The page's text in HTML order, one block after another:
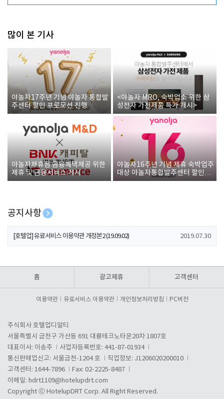
많이 본 기사
야놀자17주년 기념 야놀자 통합발
주센터 할인 프로모션 진행
<야놀자 MRO, 숙박업소 위한 삼
성전자 가전제품 특가 개시>
야놀자제휴점 금융혜택제공 위한
제휴 및 금융서비스 게시
야놀자16주년 기념 제휴 숙박업주
대상 야놀자통합발주센터 할인쿠
폰 증정
공지사항
[호텔업] 개인정보 처리방침 개정본1 (19.09.02)
[호텔업] 유료서비스 이용약관 개정본2 (19.09.02) 2019.07.30
홈 광고제휴 고객센터
이용약관 유료서비스 이용약관 개인정보처리방침 PC버전
주식회사 호텔업디알티
서울특별시 금천구 가산동 691 대륭테크노타운20차 1807호
대표이사: 이송주
사업자등록번호: 441-87-01934
통신판매업신고: 서울금천-1204 호
직업정보: J1206020200010
고객센터: 1644-7896
Fax: 02-2225-8487
이메일: hdrt1109@hotelupdrt.com
Copyright ⓒ HotelupDRT Corp. All Right Reserved.